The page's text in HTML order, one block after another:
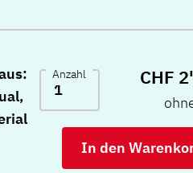
Anzahl CHF
In den